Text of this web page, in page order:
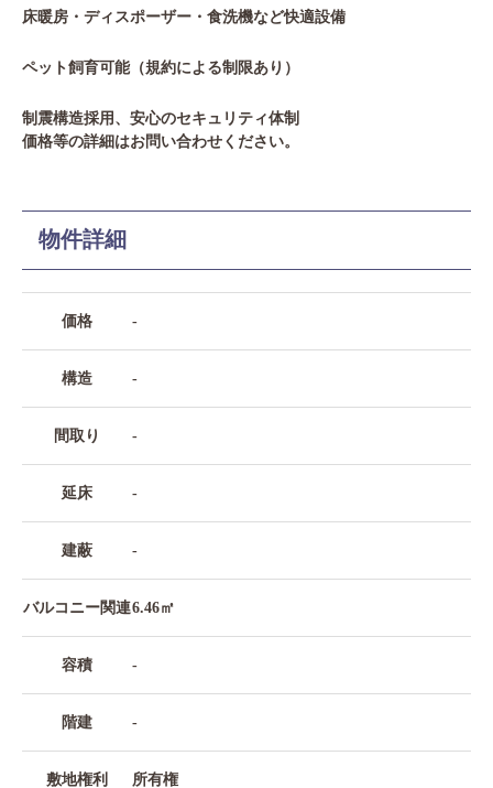
床暖房・ディスポーザー・食洗機など快適設備
ペット飼育可能（規約による制限あり）
制震構造採用、安心のセキュリティ体制
価格等の詳細はお問い合わせください。
物件詳細
価格 -
構造 -
間取り -
延床 -
建蔽 -
バルコニー関連6.46㎡
容積 -
階建 -
敷地権利 所有権